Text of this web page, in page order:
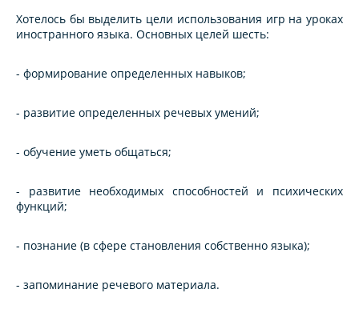
Хотелось бы выделить цели использования игр на уроках
иностранного языка. Основных целей шесть:
- формирование определенных навыков;
- развитие определенных речевых умений;
- обучение уметь общаться;
- развитие необходимых способностей и психических
функций;
- познание (в сфере становления собственно языка);
- запоминание речевого материала.